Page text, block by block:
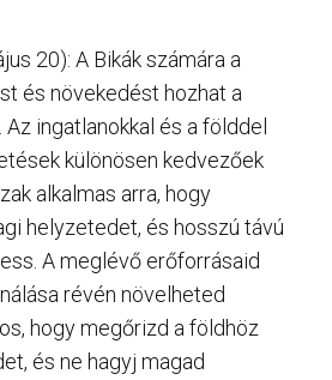
20): A Bikák számára a
és növekedést hozhat a
ingatlanokkal és a földdel
különösen kedvezőek
alkalmas arra, hogy
helyzetedet, és hosszú távú
A meglévő erőforrásaid
révén növelheted
hogy megőrizd a földhöz
és ne hagyj magad